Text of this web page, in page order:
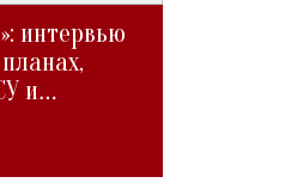
интервью
и